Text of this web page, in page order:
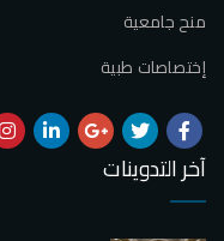
منح جامعية
إختصاصات طبية
آخر التدوينات